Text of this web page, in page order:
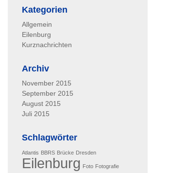
Kategorien
Allgemein
Eilenburg
Kurznachrichten
Archiv
November 2015
September 2015
August 2015
Juli 2015
Schlagwörter
Atlantis BBRS Brücke Dresden
Eilenburg Foto Fotografie